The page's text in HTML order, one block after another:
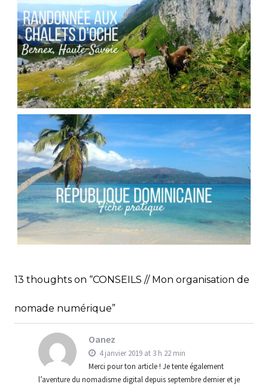
Audrey Blog,Europe
FRANCE // RANDONNÉE AU COL DES PORTES
D’OCHE
Audrey Blog,Europe
RÉPUBLIQUE DOMINICAINE // FICHE
Blog, Bons plans
13 thoughts on “CONSEILS // Mon organisation de
nomade numérique”
Oanez
4 janvier 2019 at 3 h 22 min
Merci pour ton article ! Je tente également
l’aventure du nomadisme digital depuis septembre dernier et je